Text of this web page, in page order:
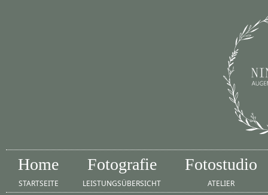
Home
STARTSEITE
Fotografie
LEISTUNGSÜBERSICHT
Fotostudio
ATELIER